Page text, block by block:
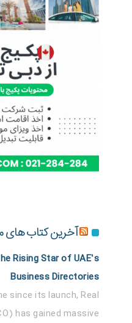
آخرین کتاب های
Rising Star of UAE’s
Business Directories
since its launch, Real
has gained massive